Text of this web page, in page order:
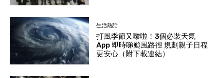
生活熱話
打風季節又嚟啦！3個必裝天氣
App 即時睇颱風路徑 規劃親子日程
更安心（附下載連結）